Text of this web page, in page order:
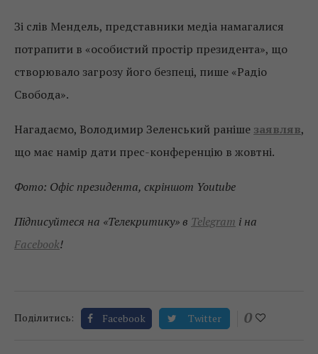
Зі слів Мендель, представники медіа намагалися
потрапити в «особистий простір президента», що
створювало загрозу його безпеці, пише «Радіо
Свобода».
Нагадаємо, Володимир Зеленський раніше заявляв,
що має намір дати прес-конференцію в жовтні.
Фото: Офіс президента, скріншот Youtube
Підписуйтеся на «Телекритику» в Telegram і на
Facebook!
Поділитись: Facebook Twitter 0